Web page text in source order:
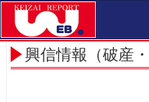
興信情報（破産